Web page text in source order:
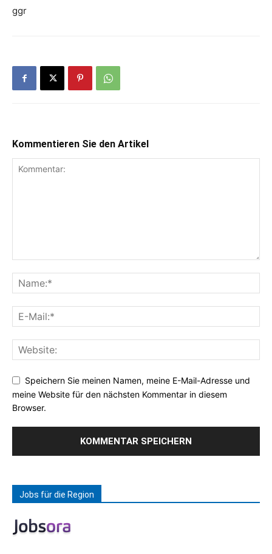
ggr
Kommentieren Sie den Artikel
Speichern Sie meinen Namen, meine E-Mail-Adresse und
meine Website für den nächsten Kommentar in diesem
Browser.
Jobs für die Region